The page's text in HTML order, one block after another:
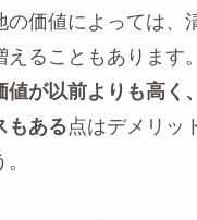
の価値によっては、
えることもあります
値が以前よりも高く
もある点はデメリッ